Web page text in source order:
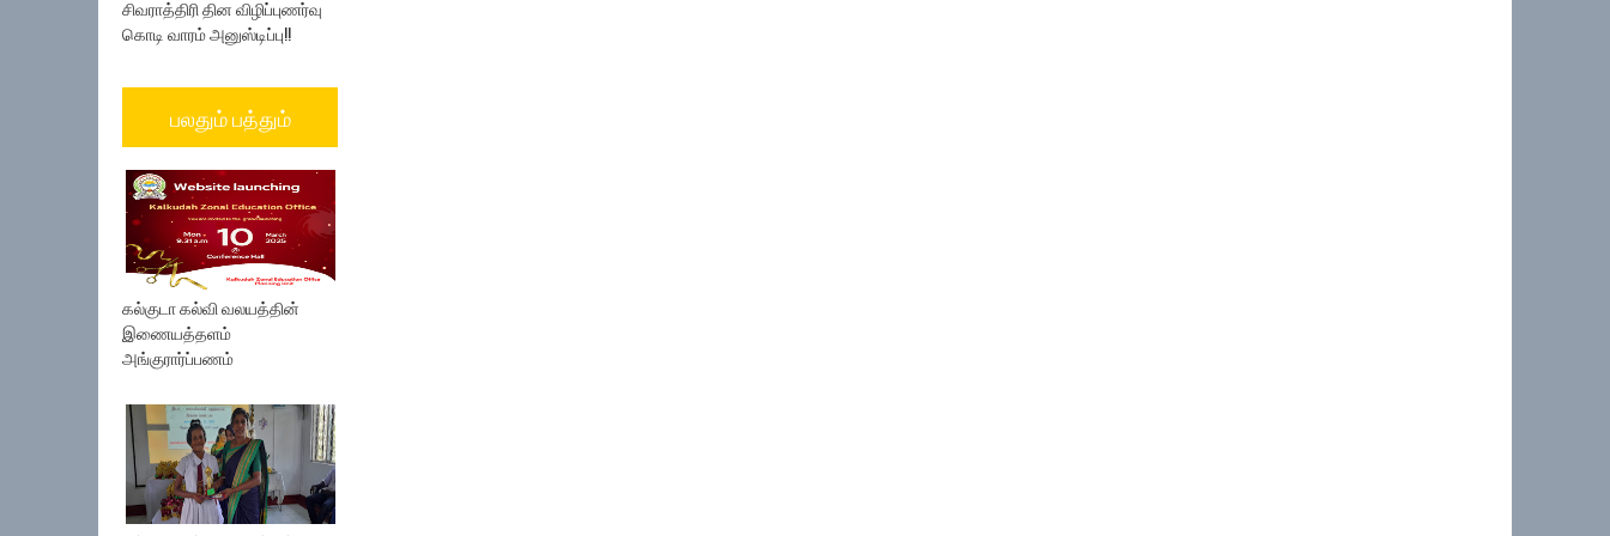
சிவராத்திரி தின விழிப்புணர்வு
கொடி வாரம் அனுஸ்டிப்பு!!
பலதும் பத்தும்
கல்குடா கல்வி வலயத்தின்
இணையத்தளம்
அங்குரார்ப்பணம்